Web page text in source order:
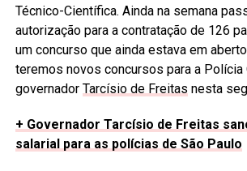
Técnico-Científica. Ainda na semana
autorização para a contratação de 126
um concurso que ainda estava em
teremos novos concursos para a Polícia
governador Tarcísio de Freitas nesta
+ Governador Tarcísio de Freitas
salarial para as polícias de São Paulo